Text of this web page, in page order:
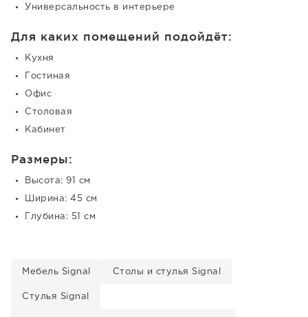
Универсальность в интерьере
Для каких помещений подойдёт:
Кухня
Гостиная
Офис
Столовая
Кабинет
Размеры:
Высота: 91 см
Ширина: 45 см
Глубина: 51 см
Мебель Signal Столы и стулья Signal
Стулья Signal